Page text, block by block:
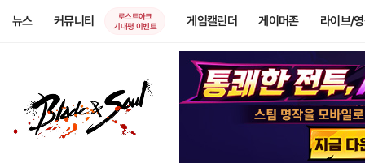
뉴스 커뮤니티
로스트아크
기대평 이벤트
게임캘린더 게이머존 라이브/